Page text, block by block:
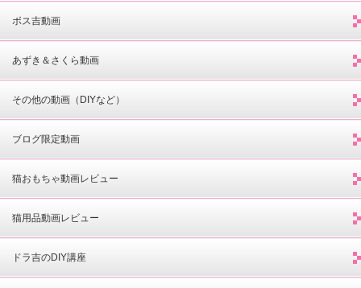
ボス吉動画
あずき＆さくら動画
その他の動画（DIYなど）
ブログ限定動画
猫おもちゃ動画レビュー
猫用品動画レビュー
ドラ吉のDIY講座